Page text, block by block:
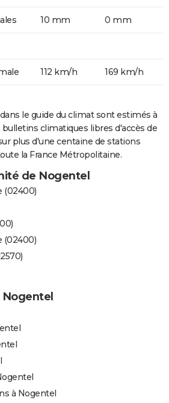
10 mm 0 mm
112 km/h 169 km/h
le guide du climat sont estimés à
climatiques libres d'accès de
plus d'une centaine de stations
la France Métropolitaine.
de Nogentel
(02400)
(02400)
Nogentel
à Nogentel